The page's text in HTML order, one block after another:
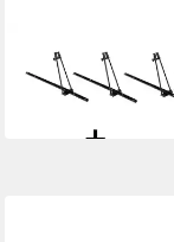
Dachträger
176,95 €